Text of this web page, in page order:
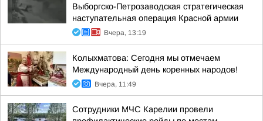
Выборгско-Петрозаводская стратегическая
наступательная операция Красной армии
Вчера, 13:19
Колыхматова: Сегодня мы отмечаем
Международный день коренных народов!
Вчера, 11:49
Сотрудники МЧС Карелии провели